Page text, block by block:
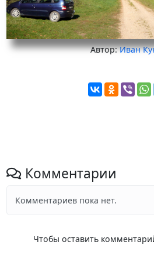
Автор:Иван
Комментарии
Комментариев пока нет.
Чтобы оставить